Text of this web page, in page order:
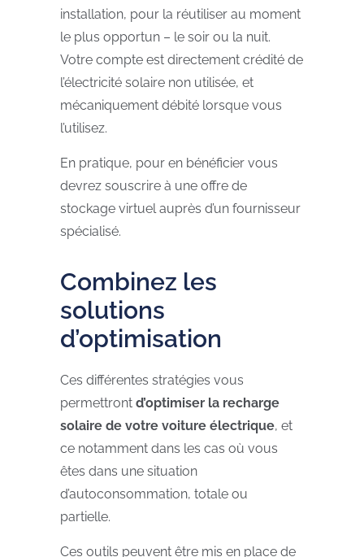
installation, pour la réutiliser au moment
le plus opportun – le soir ou la nuit.
Votre compte est directement crédité de
l’électricité solaire non utilisée, et
mécaniquement débité lorsque vous
l’utilisez.
En pratique, pour en bénéficier vous
devrez souscrire à une offre de
stockage virtuel auprès d’un fournisseur
spécialisé.
Combinez les
solutions
d’optimisation
Ces différentes stratégies vous
permettront d’optimiser la recharge
solaire de votre voiture électrique, et
ce notamment dans les cas où vous
êtes dans une situation
d’autoconsommation, totale ou
partielle.
Ces outils peuvent être mis en place de